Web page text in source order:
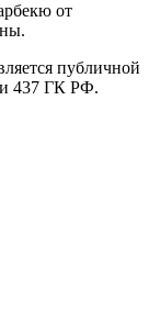
от
публичной
437 ГК РФ.